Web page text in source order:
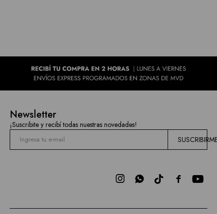
Newsletter
¡Suscribite y recibí todas nuestras novedades!

 